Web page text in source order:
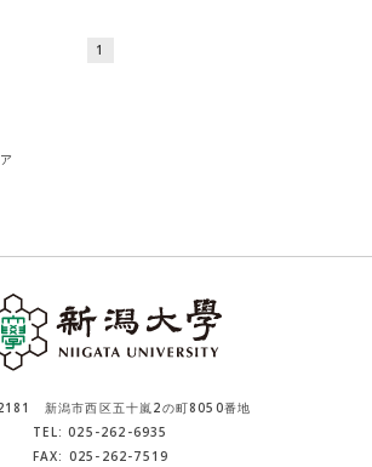
1
新潟市西区五十嵐2の町8050番地
TEL: 025-262-6935
FAX: 025-262-7519